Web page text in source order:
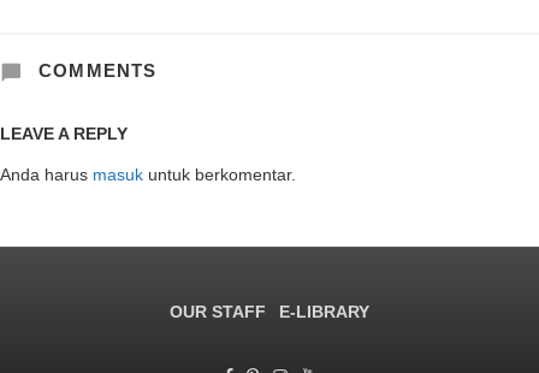
COMMENTS
LEAVE A REPLY
Anda harus masuk untuk berkomentar.
OUR STAFF E-LIBRARY